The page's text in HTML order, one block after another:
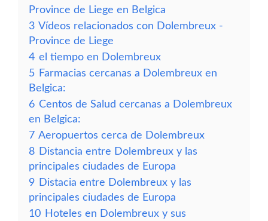
Province de Liege en Belgica
3 Vídeos relacionados con Dolembreux -
Province de Liege
4 el tiempo en Dolembreux
5 Farmacias cercanas a Dolembreux en
Belgica:
6 Centos de Salud cercanas a Dolembreux
en Belgica:
7 Aeropuertos cerca de Dolembreux
8 Distancia entre Dolembreux y las
principales ciudades de Europa
9 Distacia entre Dolembreux y las
principales ciudades de Europa
10 Hoteles en Dolembreux y sus